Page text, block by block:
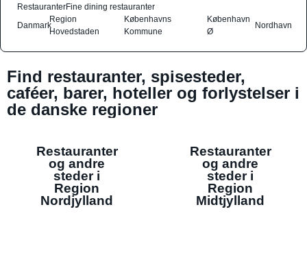
RestauranterFine dining restauranter
Danmark
Region
Hovedstaden
Københavns
Kommune
København
Ø
Nordhavn
Find restauranter, spisesteder,
caféer, barer, hoteller og forlystelser i
de danske regioner
Restauranter
og andre
steder i
Region
Nordjylland
Restauranter
og andre
steder i
Region
Midtjylland